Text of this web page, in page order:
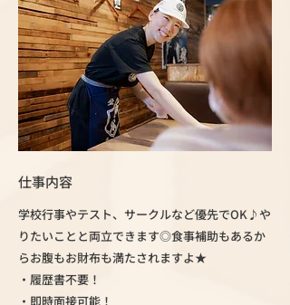
仕事内容
学校行事やテスト、サークルなど優先でOK♪や
りたいことと両立できます◎食事補助もあるか
らお腹もお財布も満たされますよ★
・履歴書不要！
・即時面接可能！